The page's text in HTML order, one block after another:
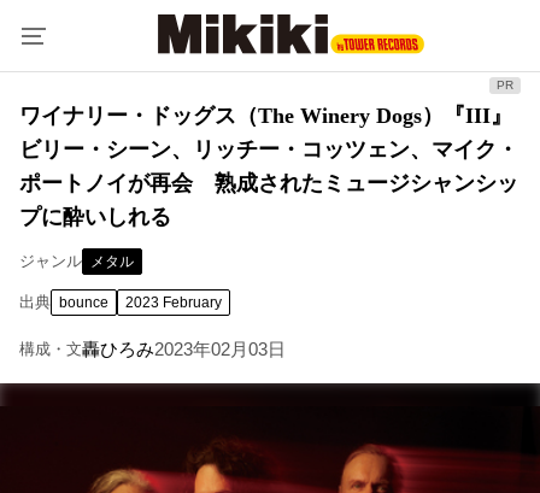
ワイナリー・ドッグス（The Winery Dogs）『III』
ビリー・シーン、リッチー・コッツェン、マイク・
ポートノイが再会 熟成されたミュージシャンシッ
プに酔いしれる
ジャンル メタル
出典 bounce 2023 February
構成・文轟ひろみ2023年02月03日